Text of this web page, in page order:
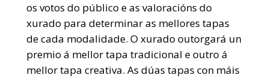
os votos do público e as valoracións do
xurado para determinar as mellores tapas
de cada modalidade. O xurado outorgará un
premio á mellor tapa tradicional e outro á
mellor tapa creativa. As dúas tapas con máis